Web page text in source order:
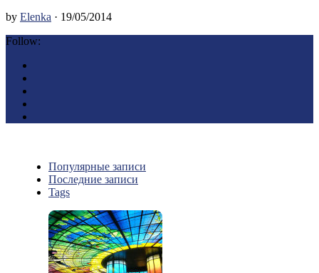
by Elenka · 19/05/2014
Follow:
Популярные записи
Последние записи
Tags